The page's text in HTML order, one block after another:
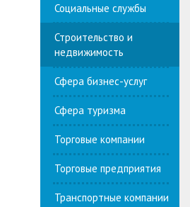
Социальные службы
Строительство и
недвижимость
Сфера бизнес-услуг
Сфера туризма
Торговые компании
Торговые предприятия
Транспортные компании